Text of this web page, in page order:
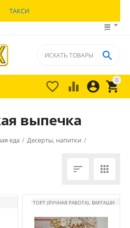
ТАКСИ
0


 

выпечка
еда / Десерты, напитки /
 
ТОРТ (РУЧНАЯ РАБОТА). ВАРГАШИ